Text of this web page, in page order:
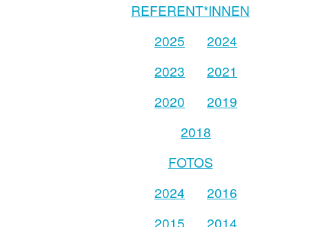
REFERENT*INNEN
2025
2024
2023
2021
2020
2019
2018
FOTOS
2024
2016
2015
2014